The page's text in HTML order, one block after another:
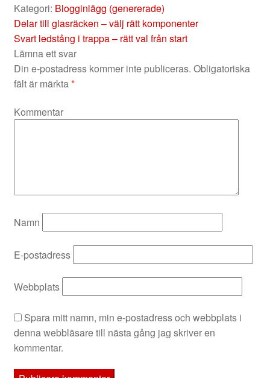
Kategori: Blogginlägg (genererade)
Inläggsnavigering
Föregående
inlägg:
Delar till glasräcken – välj rätt komponenter
Nästa
inlägg:
Svart ledstång i trappa – rätt val från start
Lämna ett svar
Din e-postadress kommer inte publiceras. Obligatoriska
fält är märkta*
Kommentar
Namn
E-postadress
Webbplats
Spara mitt namn, min e-postadress och webbplats i
denna webbläsare till nästa gång jag skriver en
kommentar.